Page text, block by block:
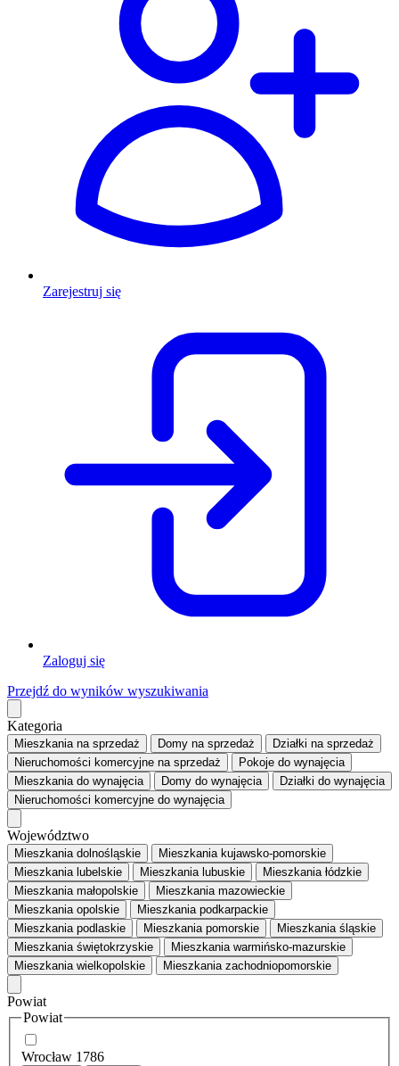
Zarejestruj się
Zaloguj się
Przejdź do wyników wyszukiwania
Kategoria
Mieszkaniana sprzedaż Domy na sprzedaż Działki na sprzedaż
Nieruchomości komercyjne na sprzedaż Pokoje do wynajęcia
Mieszkaniado wynajęcia Domy do wynajęcia Działki do wynajęcia
Nieruchomości komercyjne do wynajęcia
Województwo
Mieszkania dolnośląskie
Mieszkania kujawsko-pomorskie
Mieszkania lubelskie
Mieszkania lubuskie
Mieszkania łódzkie
Mieszkania małopolskie
Mieszkania mazowieckie
Mieszkania opolskie
Mieszkania podkarpackie
Mieszkania podlaskie
Mieszkania pomorskie
Mieszkania śląskie
Mieszkania świętokrzyskie
Mieszkania warmińsko-mazurskie
Mieszkania wielkopolskie
Mieszkania zachodniopomorskie
Powiat
Powiat
Wrocław 1786